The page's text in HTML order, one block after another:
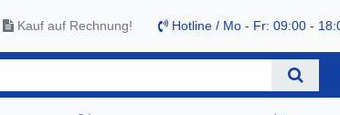
Kauf auf Rechnung! Hotline / Mo - Fr: 09:00 -